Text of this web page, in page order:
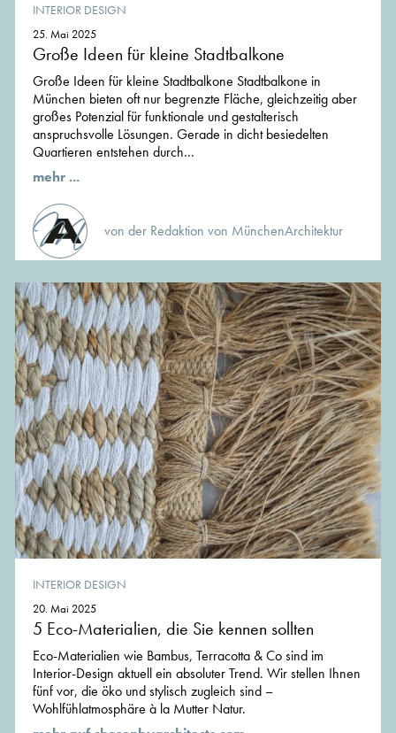
INTERIOR DESIGN
25. Mai 2025
Große Ideen für kleine Stadtbalkone
Große Ideen für kleine Stadtbalkone Stadtbalkone in
München bieten oft nur begrenzte Fläche, gleichzeitig aber
großes Potenzial für funktionale und gestalterisch
anspruchsvolle Lösungen. Gerade in dicht besiedelten
Quartieren entstehen durch...
mehr ...
von der Redaktion von MünchenArchitektur
INTERIOR DESIGN
20. Mai 2025
5 Eco-Materialien, die Sie kennen sollten
Eco-Materialien wie Bambus, Terracotta & Co sind im
Interior-Design aktuell ein absoluter Trend. Wir stellen Ihnen
fünf vor, die öko und stylisch zugleich sind –
Wohlfühlatmosphäre à la Mutter Natur.